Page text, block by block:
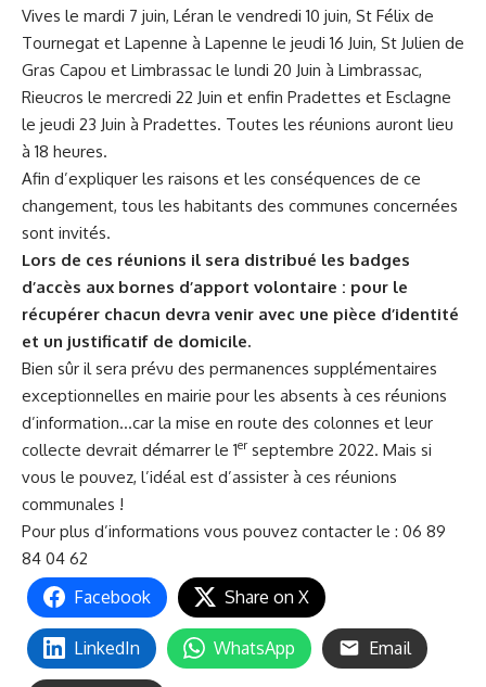
Vives le mardi 7 juin, Léran le vendredi 10 juin, St Félix de
Tournegat et Lapenne à Lapenne le jeudi 16 Juin, St Julien de
Gras Capou et Limbrassac le lundi 20 Juin à Limbrassac,
Rieucros le mercredi 22 Juin et enfin Pradettes et Esclagne
le jeudi 23 Juin à Pradettes. Toutes les réunions auront lieu
à 18 heures.
Afin d’expliquer les raisons et les conséquences de ce
changement, tous les habitants des communes concernées
sont invités.
Lors de ces réunions il sera distribué les badges
d’accès aux bornes d’apport volontaire : pour le
récupérer chacun devra venir avec une pièce d’identité
et un justificatif de domicile.
Bien sûr il sera prévu des permanences supplémentaires
exceptionnelles en mairie pour les absents à ces réunions
d’information…car la mise en route des colonnes et leur
collecte devrait démarrer le 1erseptembre 2022. Mais si
vous le pouvez, l’idéal est d’assister à ces réunions
communales !
Pour plus d’informations vous pouvez contacter le : 06 89
84 04 62
Facebook Share on X
LinkedIn WhatsApp Email